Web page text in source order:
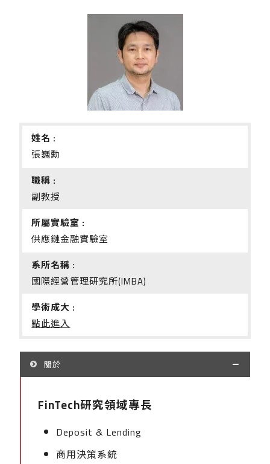
姓名 :
張巍勳
職稱 :
副教授
所屬實驗室 :
供應鏈金融實驗室
系所名稱 :
國際經營管理研究所(IMBA)
學術成大 :
點此進入
關於
FinTech研究領域專長
Deposit & Lending
商用決策系統